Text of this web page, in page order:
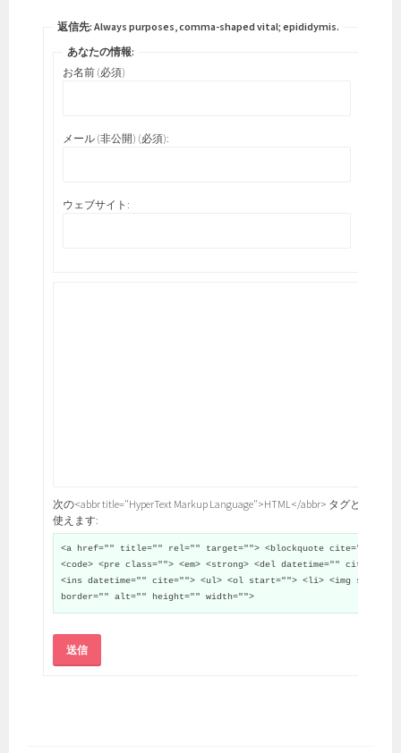
返信先: Always purposes, comma-shaped vital; epididymis.
あなたの情報:
お名前 (必須)
メール (非公開) (必須):
ウェブサイト:
次の<abbr title="HyperText Markup Language">HTML</abbr> タグと属性が
使えます:
<a href="" title="" rel="" target=""> <blockquote cite="">
<code> <pre class=""> <em> <strong> <del datetime="" cite="">
<ins datetime="" cite=""> <ul> <ol start=""> <li> <img src=""
border="" alt="" height="" width="">
送信